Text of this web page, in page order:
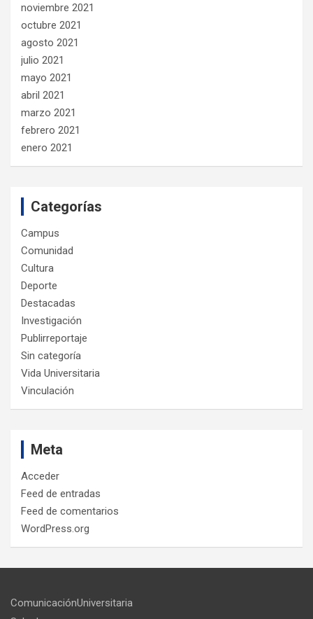
noviembre 2021
octubre 2021
agosto 2021
julio 2021
mayo 2021
abril 2021
marzo 2021
febrero 2021
enero 2021
Categorías
Campus
Comunidad
Cultura
Deporte
Destacadas
Investigación
Publirreportaje
Sin categoría
Vida Universitaria
Vinculación
Meta
Acceder
Feed de entradas
Feed de comentarios
WordPress.org
ComunicaciónUniversitaria